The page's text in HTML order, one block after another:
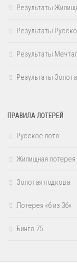
Результаты
Результаты
Результаты
Результаты
ПРАВИЛА ЛОТЕРЕЙ
Русское лото
Жилищная лотерея
Золотая подкова
Лотерея «6 из 36»
Бинго 75